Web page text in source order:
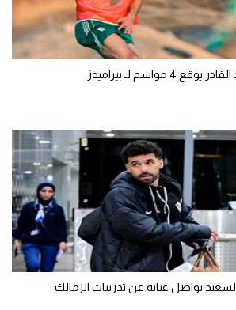
مواسم لـ بيراميدز
يواصل غيابه عن تدريبات الزمالك